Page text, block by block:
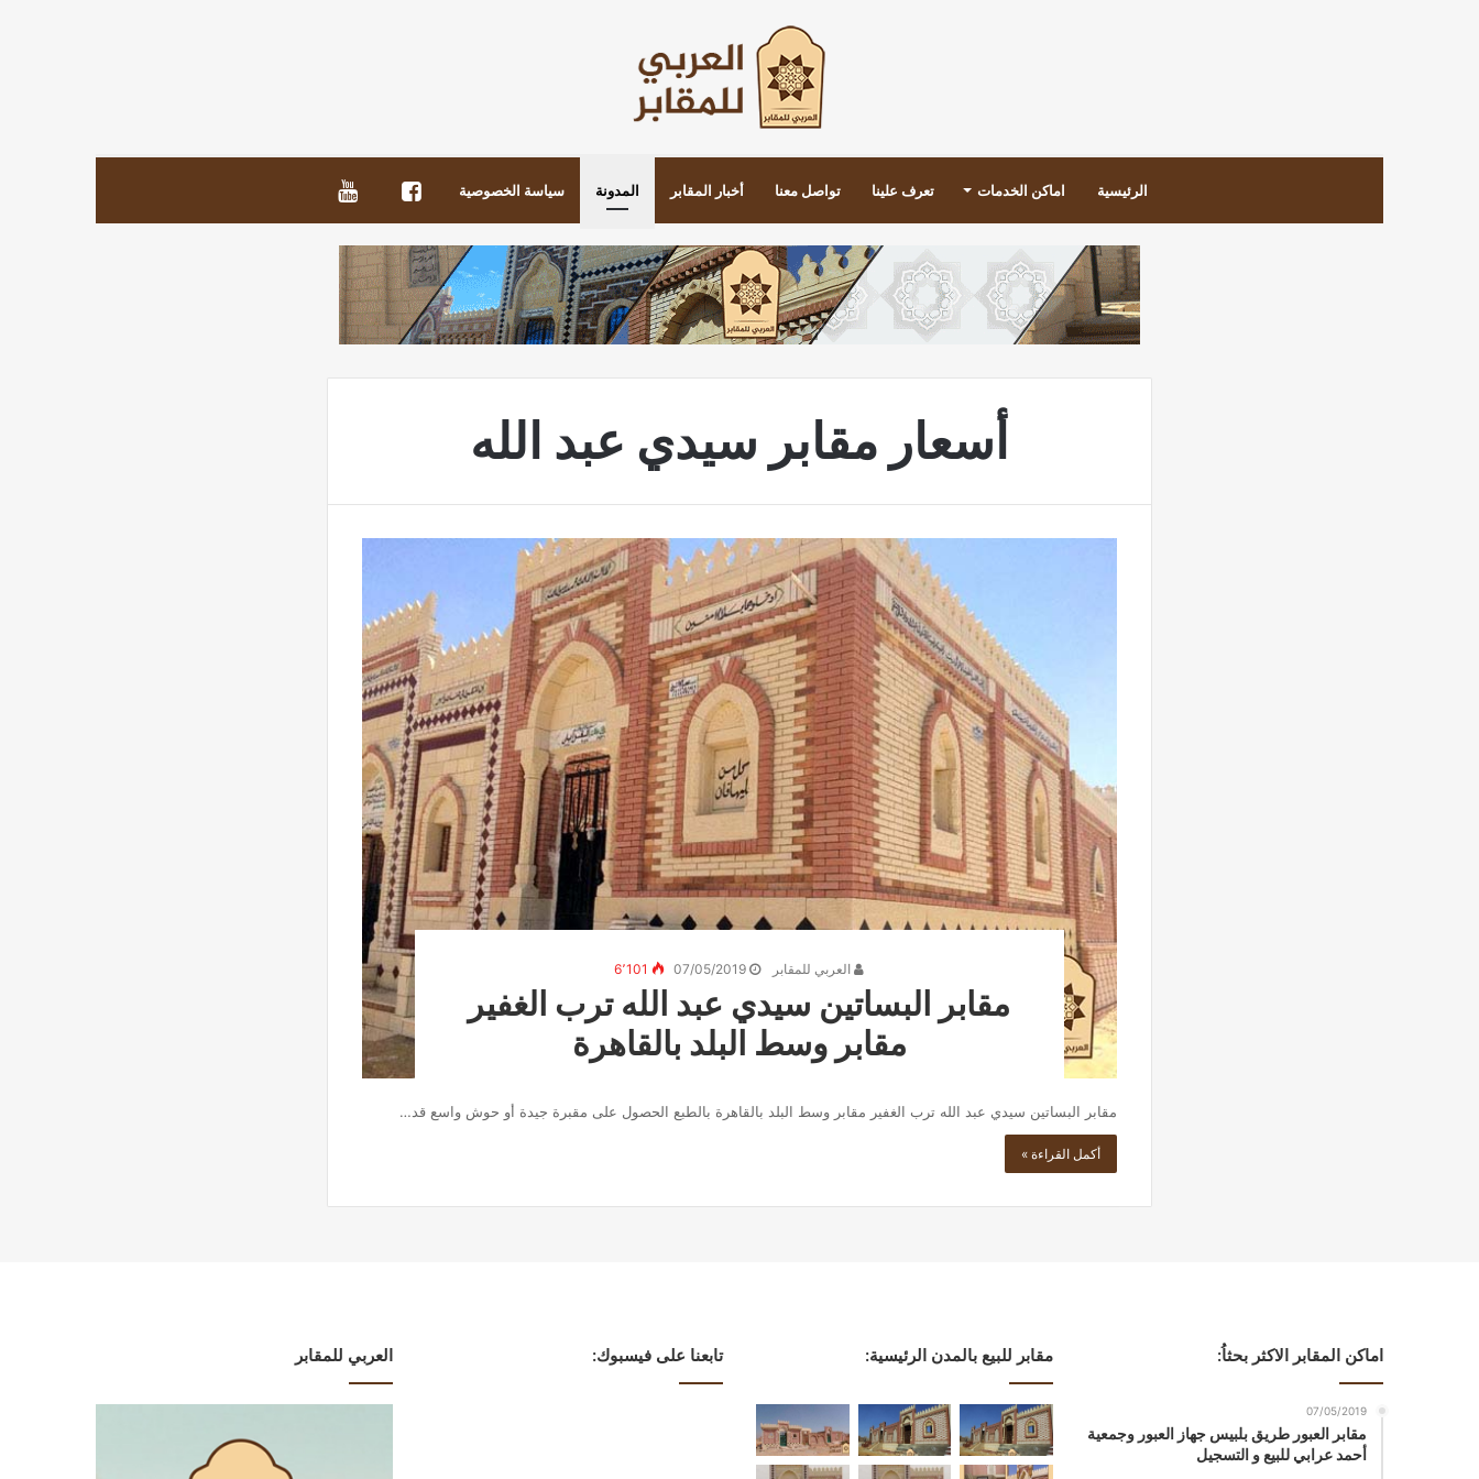
الرئيسية اماكن الخدمات تعرف علينا تواصل معنا أخبار المقابر المدونة سياسة الخصوصية فيس
بوك!
يوتيوب!
أسعار مقابر سيدي عبد الله
العربي للمقابر 07/05/2019 6٬101
مقابر البساتين سيدي عبد الله ترب الغفير
مقابر وسط البلد بالقاهرة
مقابر البساتين سيدي عبد الله ترب الغفير مقابر وسط البلد بالقاهرة بالطبع الحصول على مقبرة جيدة أو حوش واسع قد…
أكمل القراءة »
اماكن المقابر الاكثر بحثاُ:
07/05/2019
مقابر العبور طريق بلبيس جهاز العبور وجمعية
أحمد عرابي للبيع و التسجيل
مقابر للبيع بالمدن الرئيسية: تابعنا على فيسبوك: العربي للمقابر